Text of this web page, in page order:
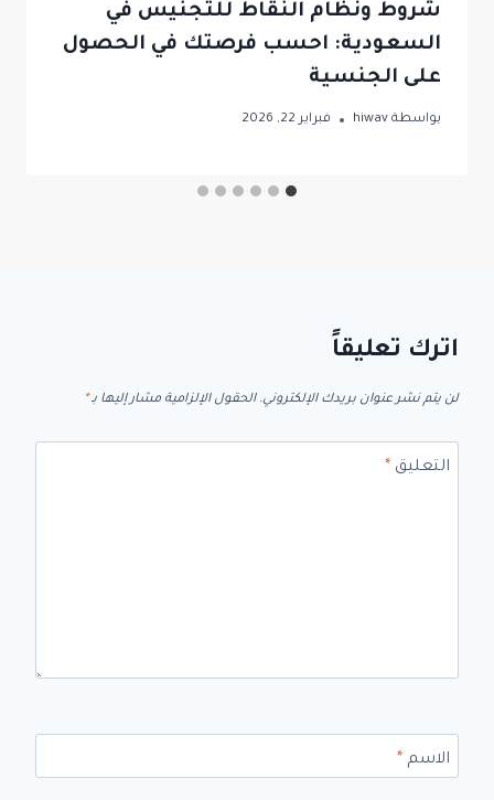
شروط ونظام النقاط للتجنيس في
السعودية: احسب فرصتك في الحصول
على الجنسية
بواسطة hiwav فبراير 22, 2026
اترك تعليقاً
لن يتم نشر عنوان بريدك الإلكتروني. الحقول الإلزامية مشار إليها بـ*
التعليق *
الاسم *